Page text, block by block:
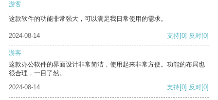
游客
这款软件的功能非常强大，可以满足我日常使用的需求。
2024-08-14 支持[0] 反对[0]
游客
这款办公软件的界面设计非常简洁，使用起来非常方便。功能的布局也
很合理，一目了然。
2024-08-14
支持[0] 反对[0]